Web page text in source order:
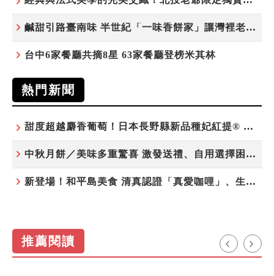
鹹甜引路臺南味 半世紀「一味香餅家」讓灣裡老街散發餅香
台中6家餐廳共摘8星 63家餐廳登榜米其林
熱門新聞
甜度超越麝香葡萄！日本長野縣新品種妃紅提® 微風超市限期販售
中秋月餅／美味多重驚喜 激發送禮、自用選擇困難症
新登場！和平島美食 清真認證「真愛咖哩」、生態飲食「禾口丘」
推薦閱讀